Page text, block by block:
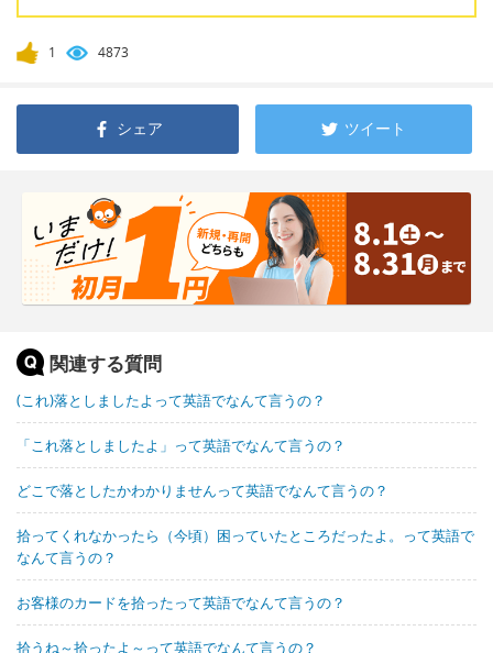
1 4873
シェア ツイート
関連する質問
(これ)落としましたよって英語でなんて言うの？
「これ落としましたよ」って英語でなんて言うの？
どこで落としたかわかりませんって英語でなんて言うの？
拾ってくれなかったら（今頃）困っていたところだったよ。って英語で
なんて言うの？
お客様のカードを拾ったって英語でなんて言うの？
拾うね～拾ったよ～って英語でなんて言うの？